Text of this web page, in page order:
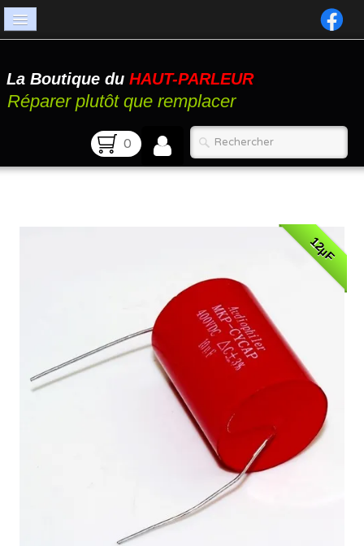
Catalogue
Atelier
La Boutique du HAUT-PARLEUR
Réparer plutôt que remplacer
0
12µF